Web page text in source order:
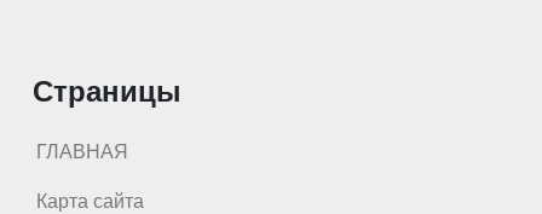
Страницы
ГЛАВНАЯ
Карта сайта